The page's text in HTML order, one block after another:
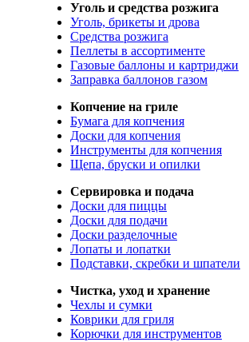
Уголь и средства розжига
Уголь, брикеты и дрова
Средства розжига
Пеллеты в ассортименте
Газовые баллоны и картриджи
Заправка баллонов газом
Копчение на гриле
Бумага для копчения
Доски для копчения
Инструменты для копчения
Щепа, бруски и опилки
Сервировка и подача
Доски для пиццы
Доски для подачи
Доски разделочные
Лопаты и лопатки
Подставки, скребки и шпатели
Чистка, уход и хранение
Чехлы и сумки
Коврики для гриля
Корючки для инструментов